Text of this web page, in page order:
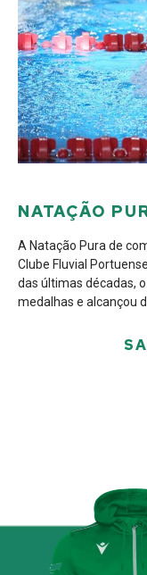
NATAÇÃO
A Natação Pura de
Clube Fluvial
das últimas décadas,
medalhas e alcançou